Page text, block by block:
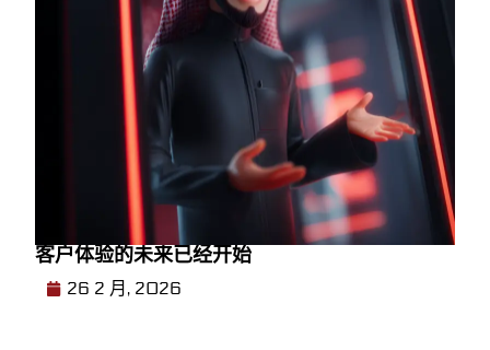
客户体验的未来已经开始
26 2 月, 2026